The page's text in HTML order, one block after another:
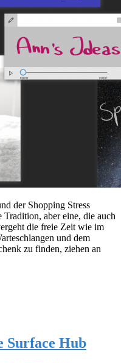
der Shopping Stress
aber eine, die auch
die freie Zeit wie im
und dem
zu finden, ziehen an
Surface Hub